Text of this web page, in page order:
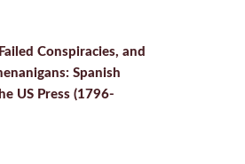
Conspiracies, and
Spanish
US Press (1796-